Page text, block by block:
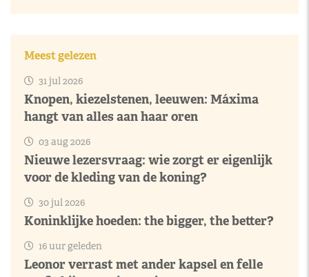
Meest gelezen
31 jul 2026
Knopen, kiezelstenen, leeuwen: Máxima
hangt van alles aan haar oren
03 aug 2026
Nieuwe lezersvraag: wie zorgt er eigenlijk
voor de kleding van de koning?
30 jul 2026
Koninklijke hoeden: the bigger, the better?
16 uur geleden
Leonor verrast met ander kapsel en felle